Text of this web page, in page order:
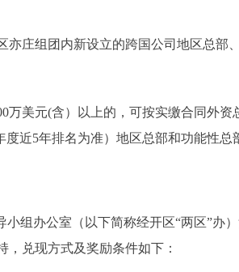
组团内新设立的跨国公司地区总部
元(含）以上的，可按实缴合同外资
近5年排名为准）地区总部和功能性总
办公室（以下简称经开区“两区”办
兑现方式及奖励条件如下：